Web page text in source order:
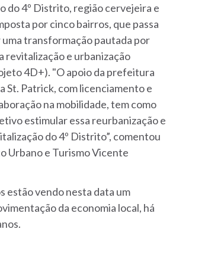
do 4º Distrito, região cervejeira e
por cinco bairros, que passa
uma transformação pautada por
revitalização e urbanização
4D+). "O apoio da prefeitura
St. Patrick, com licenciamento e
na mobilidade, tem como
estimular essa reurbanização e
do 4º Distrito”, comentou
Urbano e Turismo Vicente
estão vendo nesta data um
da economia local, há